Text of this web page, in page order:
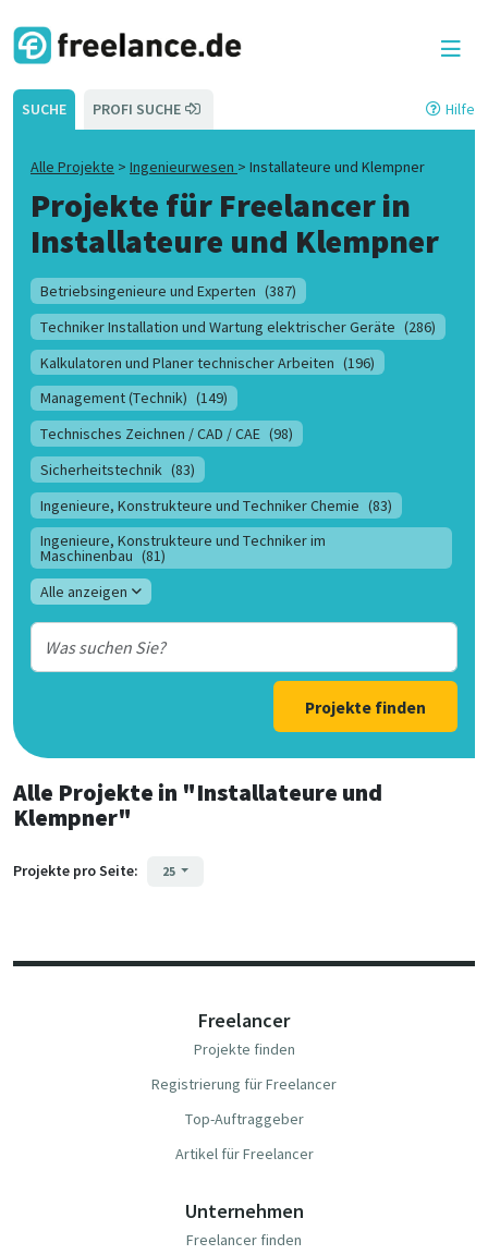
SUCHE PROFI SUCHE Hilfe
Alle Projekte > Ingenieurwesen > Installateure und Klempner
Projekte für Freelancer in
Installateure und Klempner
Betriebsingenieure und Experten (387)
Techniker Installation und Wartung elektrischer Geräte (286)
Kalkulatoren und Planer technischer Arbeiten (196)
Management (Technik) (149)
Technisches Zeichnen / CAD / CAE (98)
Sicherheitstechnik (83)
Ingenieure, Konstrukteure und Techniker Chemie (83)
Ingenieure, Konstrukteure und Techniker im
Maschinenbau (81)
Alle anzeigen
Projekte finden
Alle Projekte in "Installateure und
Klempner"
Projekte pro Seite: 25
Freelancer
Projekte finden
Registrierung für Freelancer
Top-Auftraggeber
Artikel für Freelancer
Unternehmen
Freelancer finden